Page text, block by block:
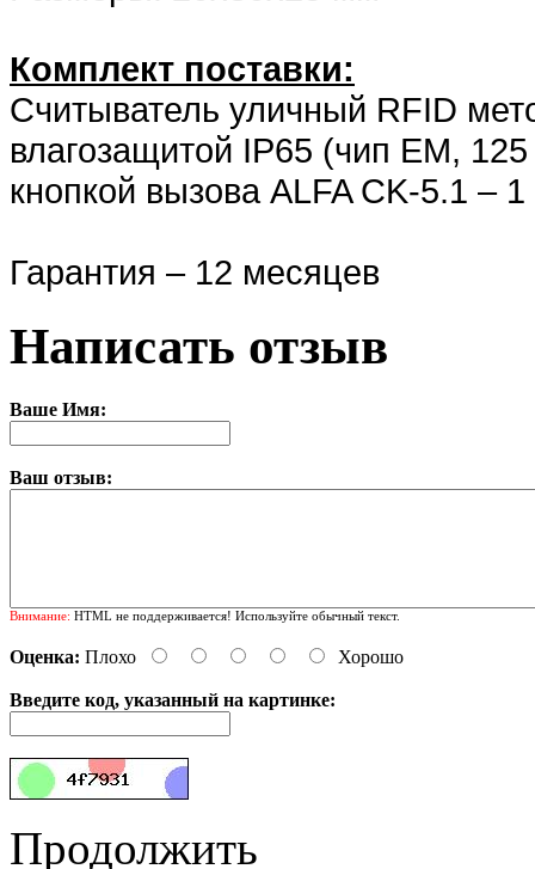
Комплект поставки:
Считыватель уличный RFID
влагозащитой IP65 (чип EM,
кнопкой вызова ALFA CK-5.1 –
Гарантия – 12 месяцев
Написать отзыв
Ваше Имя:
Ваш отзыв:
Внимание: HTML не поддерживается! Используйте обычный текст.
Оценка: Плохо Хорошо
Введите код, указанный на картинке:
Продолжить